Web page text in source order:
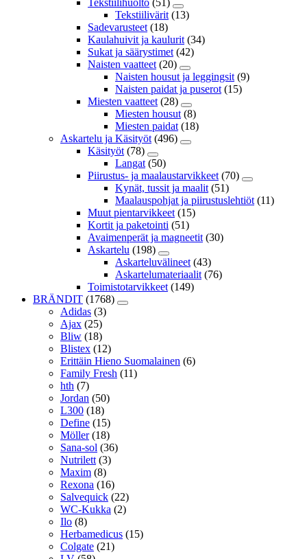
Tekstiilihuolto (51)
Tekstiilivärit (13)
Sadevarusteet (18)
Kaulahuivit ja kaulurit (34)
Sukat ja säärystimet (42)
Naisten vaatteet (20)
Naisten housut ja leggingsit (9)
Naisten paidat ja puserot (15)
Miesten vaatteet (28)
Miesten housut (8)
Miesten paidat (18)
Askartelu ja Käsityöt (496)
Käsityöt (78)
Langat (50)
Piirustus- ja maalaustarvikkeet (70)
Kynät, tussit ja maalit (51)
Maalauspohjat ja piirustuslehtiöt (11)
Muut pientarvikkeet (15)
Kortit ja paketointi (51)
Avaimenperät ja magneetit (30)
Askartelu (198)
Askarteluvälineet (43)
Askartelumateriaalit (76)
Toimistotarvikkeet (149)
BRÄNDIT (1768)
Adidas (3)
Ajax (25)
Bliw (18)
Blistex (12)
Erittäin Hieno Suomalainen (6)
Family Fresh (11)
hth (7)
Jordan (50)
L300 (18)
Define (15)
Möller (18)
Sana-sol (36)
Nutrilett (3)
Maxim (8)
Rexona (16)
Salvequick (22)
WC-Kukka (2)
Ilo (8)
Herbamedicus (15)
Colgate (21)